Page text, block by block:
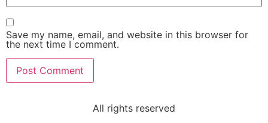
Save my name, email, and website in this browser for
the next time I comment.
All rights reserved